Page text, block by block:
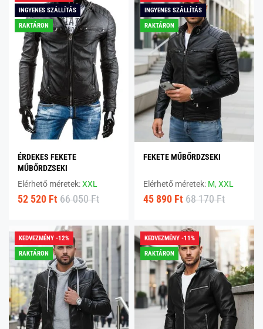
INGYENES SZÁLLÍTÁS
RAKTÁRON
ÉRDEKES FEKETE
MŰBŐRDZSEKI
Elérhető méretek:XXL
52 520 Ft 66 050 Ft
INGYENES SZÁLLÍTÁS
RAKTÁRON
FEKETE MŰBŐRDZSEKI
Elérhető méretek: M,XXL
45 890 Ft 68 170 Ft
KEDVEZMÉNY -12%
RAKTÁRON
KEDVEZMÉNY -11%
RAKTÁRON